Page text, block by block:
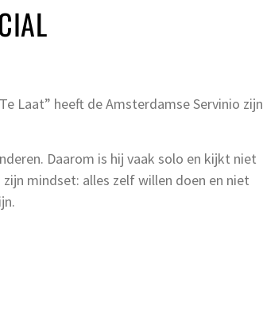
Laat” heeft de Amsterdamse Servinio zijn
Daarom is hij vaak solo en kijkt niet
mindset: alles zelf willen doen en niet